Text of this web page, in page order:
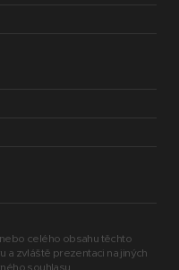
celého obsahu těchto
a zvláště prezentaci na jiných
souhlasu.